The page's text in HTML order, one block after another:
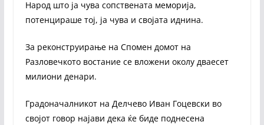
Народ што ја чува сопствената меморија,
потенцираше тој, ја чува и својата иднина.
За реконструирање на Спомен домот на
Разловечкото востание се вложени околу дваесет
милиони денари.
Градоначалникот на Делчево Иван Гоцевски во
својот говор најави дека ќе биде поднесена